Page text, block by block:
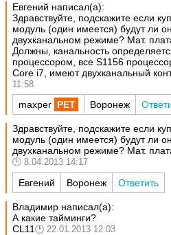
Евгений написал(а):
Здравствуйте, подскажите если
модуль (один имеется) будут ли
двухканальном режиме? Мат.
Должны, канальность
процессором, все S1156
Core i7, имеют двухканальный
11:58
maxper Воронеж
Здравствуйте, подскажите если
модуль (один имеется) будут ли
двухканальном режиме? Мат.
8.04.2013 14:17
Евгений Воронеж Ответить
Владимир написал(а):
А какие тайминги?
CL11
22.01.2013 12:03